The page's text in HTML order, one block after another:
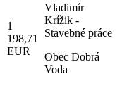
1
198,71
EUR
Vladimír
Krížik -
Stavebné práce
Obec Dobrá
Voda